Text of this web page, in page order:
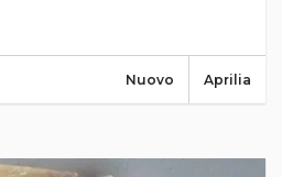
Aprilia
Nuovo